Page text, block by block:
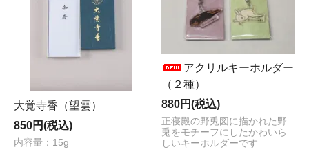
大覚寺香（望雲）
850円(税込)
内容量：15g
アクリルキーホルダー
（２種）
880円(税込)
正寝殿の野兎図に描かれた野
兎をモチーフにしたかわいら
しいキーホルダーです